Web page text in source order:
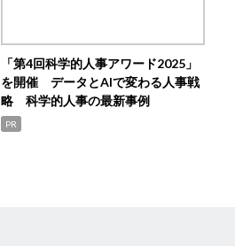
「第4回科学的人事アワード2025」
を開催 データとAIで変わる人事戦
略 科学的人事の最新事例
PR